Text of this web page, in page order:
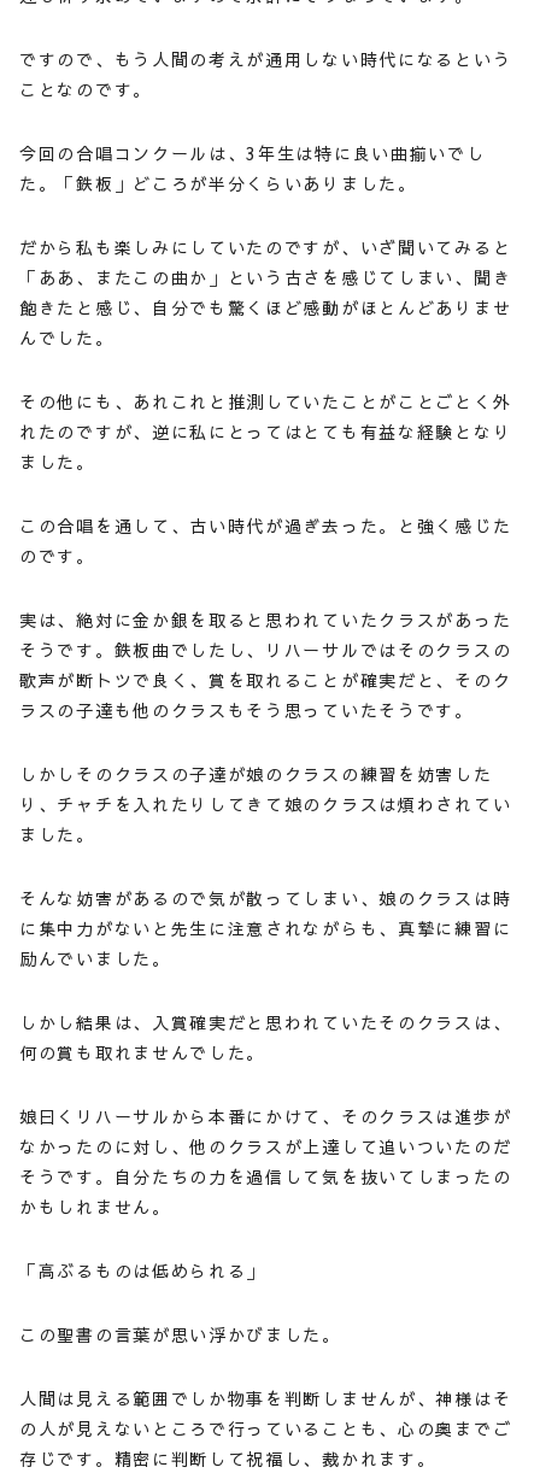
ですので、もう人間の考えが通用しない時代になるという
ことなのです。
今回の合唱コンクールは、3年生は特に良い曲揃いでし
た。「鉄板」どころが半分くらいありました。
だから私も楽しみにしていたのですが、いざ聞いてみると
「ああ、またこの曲か」という古さを感じてしまい、聞き
飽きたと感じ、自分でも驚くほど感動がほとんどありませ
んでした。
その他にも、あれこれと推測していたことがことごとく外
れたのですが、逆に私にとってはとても有益な経験となり
ました。
この合唱を通して、古い時代が過ぎ去った。と強く感じた
のです。
実は、絶対に金か銀を取ると思われていたクラスがあった
そうです。鉄板曲でしたし、リハーサルではそのクラスの
歌声が断トツで良く、賞を取れることが確実だと、そのク
ラスの子達も他のクラスもそう思っていたそうです。
しかしそのクラスの子達が娘のクラスの練習を妨害した
り、チャチを入れたりしてきて娘のクラスは煩わされてい
ました。
そんな妨害があるので気が散ってしまい、娘のクラスは時
に集中力がないと先生に注意されながらも、真摯に練習に
励んでいました。
しかし結果は、入賞確実だと思われていたそのクラスは、
何の賞も取れませんでした。
娘曰くリハーサルから本番にかけて、そのクラスは進歩が
なかったのに対し、他のクラスが上達して追いついたのだ
そうです。自分たちの力を過信して気を抜いてしまったの
かもしれません。
「高ぶるものは低められる」
この聖書の言葉が思い浮かびました。
人間は見える範囲でしか物事を判断しませんが、神様はそ
の人が見えないところで行っていることも、心の奥までご
存じです。精密に判断して祝福し、裁かれます。